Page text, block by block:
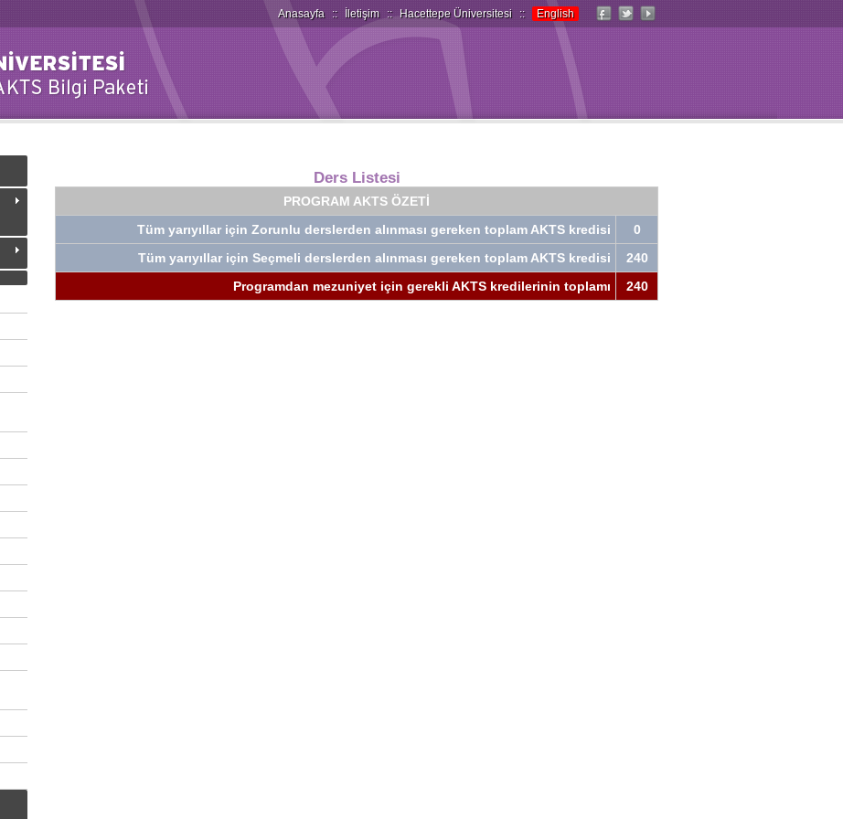
Anasayfa :: İletişim :: Hacettepe Üniversitesi :: English
Ders Listesi
PROGRAM AKTS ÖZETİ
Tüm yarıyıllar için Zorunlu derslerden alınması gereken toplam AKTS kredisi
0
Tüm yarıyıllar için Seçmeli derslerden alınması gereken toplam AKTS kredisi
240
Programdan mezuniyet için gerekli AKTS kredilerinin toplamı
240